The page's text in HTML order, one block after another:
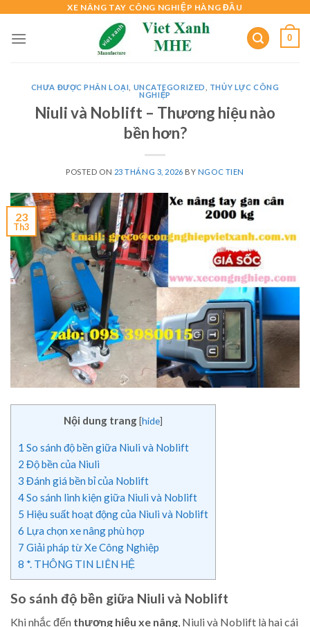
content
XE NÂNG TAY CÔNG NGHIỆP HÀNG ĐẦU
0
CHƯA ĐƯỢC PHÂN LOẠI UNCATEGORIZED
THỦY LỰC CÔNG
NGHIỆP
Niuli và Noblift – Thương hiệu nào
bền hơn?
POSTED ON 23 THÁNG 3, 2026 BY NGOC TIEN
23
Th3
Nội dung trang[hide]
1 So sánh độ bền giữa Niuli và Noblift
2 Độ bền của Niuli
3 Đánh giá bền bỉ của Noblift
4So sánh linh kiện giữa Niuli và Noblift
5 Hiệu suất hoạt động của Niuli và Noblift
6 Lựa chọn xe nâng phù hợp
7 Giải pháp từ Xe Công Nghiệp
8 *. THÔNG TIN LIÊN HỆ
So sánh độ bền giữa Niuli và Noblift
Khi nhắc đến thương hiệu xe nâng, Niuli và Noblift là hai cái